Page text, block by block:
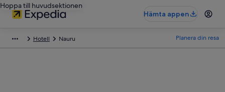
Hoppa till huvudsektionen
Hämta appen
Hotell Nauru Planera din resa